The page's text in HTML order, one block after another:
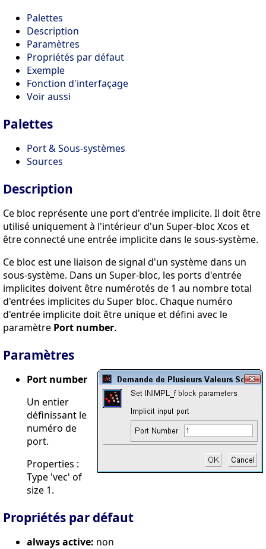
Palettes
Description
Paramètres
Propriétés par défaut
Exemple
Fonction d'interfaçage
Voir aussi
Palettes
Port & Sous-systèmes
Sources
Description
Ce bloc représente une port d'entrée implicite. Il doit être
utilisé uniquement à l'intérieur d'un Super-bloc Xcos et
être connecté une entrée implicite dans le sous-système.
Ce bloc est une liaison de signal d'un système dans un
sous-système. Dans un Super-bloc, les ports d'entrée
implicites doivent être numérotés de 1 au nombre total
d'entrées implicites du Super bloc. Chaque numéro
d'entrée implicite doit être unique et défini avec le
paramètre Port number.
Paramètres
Port number
Un entier
définissant le
numéro de
port.
Properties :
Type 'vec' of
size 1.
Propriétés par défaut
always active: non